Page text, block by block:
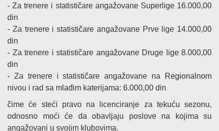
- Za trenere i statističare angažovane Superlige 16.000,00
din
- Za trenere i statističare angažovane Prve lige 14.000,00
din
- Za trenere i statističare angažovane Druge lige 8.000,00
din
- Za trenere i statističare angažovane na Regionalnom
nivou i rad sa mlađim katerijama: 6.000,00 din
čime će steći pravo na licenciranje za tekuću sezonu,
odnosno moći će da obavljaju poslove na kojima su
angažovani u svojim klubovima.